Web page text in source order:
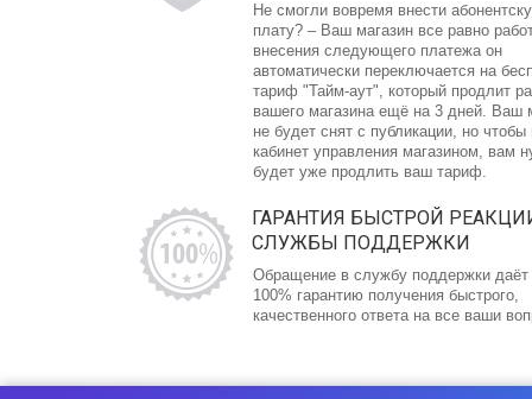
Не смогли вовремя внести
плату? – Ваш магазин все равно
внесения следующего платежа он
автоматически переключается на
тариф "Тайм-аут", который продлит
вашего магазина ещё на 3 дней. Ваш
не будет снят с публикации, но чтобы
кабинет управления магазином, вам
будет уже продлить ваш тариф.
ГАРАНТИЯ БЫСТРОЙ
СЛУЖБЫ ПОДДЕРЖКИ
Обращение в службу поддержки
100% гарантию получения быстрого,
качественного ответа на все ваши